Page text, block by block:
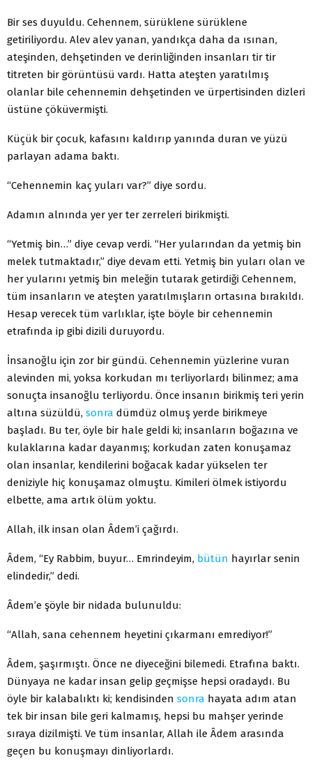
Bir ses duyuldu. Cehennem, sürüklene sürüklene
getiriliyordu. Alev alev yanan, yandıkça daha da ısınan,
ateşinden, dehşetinden ve derinliğinden insanları tir tir
titreten bir görüntüsü vardı. Hatta ateşten yaratılmış
olanlar bile cehennemin dehşetinden ve ürpertisinden dizleri
üstüne çöküvermişti.
Küçük bir çocuk, kafasını kaldırıp yanında duran ve yüzü
parlayan adama baktı.
“Cehennemin kaç yuları var?” diye sordu.
Adamın alnında yer yer ter zerreleri birikmişti.
“Yetmiş bin…” diye cevap verdi. “Her yularından da yetmiş bin
melek tutmaktadır,” diye devam etti. Yetmiş bin yuları olan ve
her yularını yetmiş bin meleğin tutarak getirdiği Cehennem,
tüm insanların ve ateşten yaratılmışların ortasına bırakıldı.
Hesap verecek tüm varlıklar, işte böyle bir cehennemin
etrafında ip gibi dizili duruyordu.
İnsanoğlu için zor bir gündü. Cehennemin yüzlerine vuran
alevinden mi, yoksa korkudan mı terliyorlardı bilinmez; ama
sonuçta insanoğlu terliyordu. Önce insanın birikmiş teri yerin
altına süzüldü, sonra dümdüz olmuş yerde birikmeye
başladı. Bu ter, öyle bir hale geldi ki; insanların boğazına ve
kulaklarına kadar dayanmış; korkudan zaten konuşamaz
olan insanlar, kendilerini boğacak kadar yükselen ter
deniziyle hiç konuşamaz olmuştu. Kimileri ölmek istiyordu
elbette, ama artık ölüm yoktu.
Allah, ilk insan olan Âdem’i çağırdı.
Âdem, “Ey Rabbim, buyur… Emrindeyim, bütün hayırlar senin
elindedir,” dedi.
Âdem’e şöyle bir nidada bulunuldu:
“Allah, sana cehennem heyetini çıkarmanı emrediyor!”
Âdem, şaşırmıştı. Önce ne diyeceğini bilemedi. Etrafına baktı.
Dünyaya ne kadar insan gelip geçmişse hepsi oradaydı. Bu
öyle bir kalabalıktı ki; kendisinden sonra hayata adım atan
tek bir insan bile geri kalmamış, hepsi bu mahşer yerinde
sıraya dizilmişti. Ve tüm insanlar, Allah ile Âdem arasında
geçen bu konuşmayı dinliyorlardı.